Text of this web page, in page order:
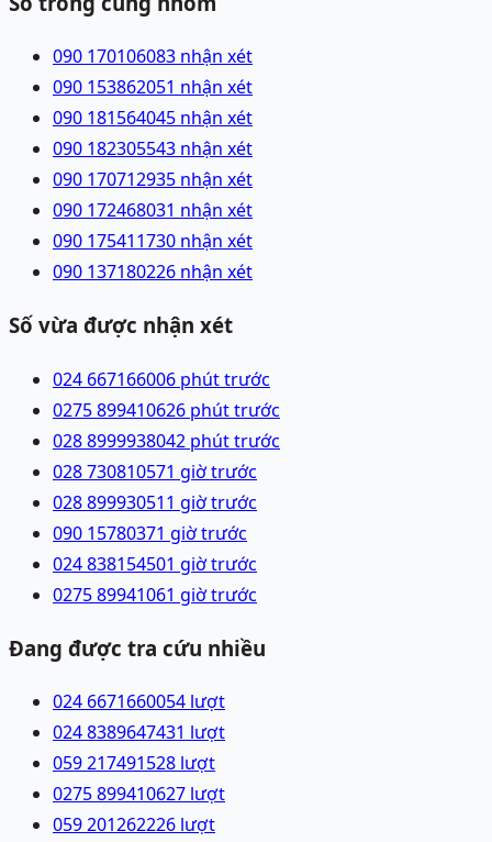
090 170106083 nhận xét
090 153862051 nhận xét
090 181564045 nhận xét
090 182305543 nhận xét
090 170712935 nhận xét
090 172468031 nhận xét
090 175411730 nhận xét
090 137180226 nhận xét
Số vừa được nhận xét
024 667166006 phút trước
0275 899410626 phút trước
028 8999938042 phút trước
028 730810571 giờ trước
028 899930511 giờ trước
090 15780371 giờ trước
024 838154501 giờ trước
0275 89941061 giờ trước
Đang được tra cứu nhiều
024 6671660054 lượt
024 8389647431 lượt
059 217491528 lượt
0275 899410627 lượt
059 201262226 lượt